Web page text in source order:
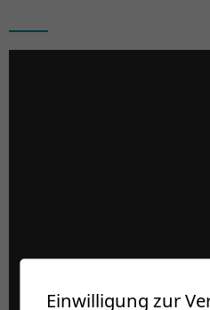
Einwilligung zur